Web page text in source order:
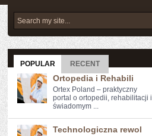
POPULAR RECENT
Ortopedia i Rehabili
Ortex Poland – praktyczny
portal o ortopedii, rehabilitacji i
świadomym ...
Technologiczna rewol